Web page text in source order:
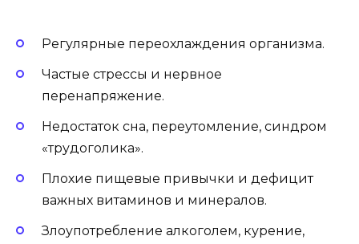
Регулярные переохлаждения организма.
Частые стрессы и нервное
перенапряжение.
Недостаток сна, переутомление, синдром
«трудоголика».
Плохие пищевые привычки и дефицит
важных витаминов и минералов.
Злоупотребление алкоголем, курение,